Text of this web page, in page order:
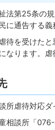
法第25条の
に通告する義
虐待を受けた
なります。
所虐待対応
相談所「